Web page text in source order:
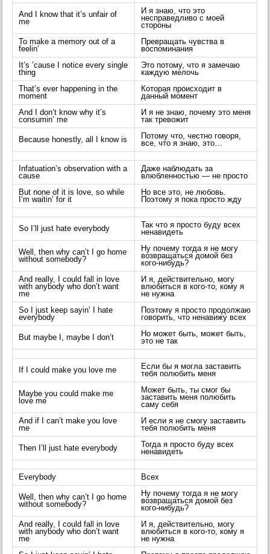
And I know that it’s unfair of
me
И я знаю, что это
несправедливо с моей
стороны
To make a memory out of a
feelin’
Превращать чувства в
воспоминания
It’s ’cause I notice every single
thing
Это потому, что я замечаю
каждую мелочь
That’s ever happening in the
moment
Которая происходит в
данный момент
And I don’t know why it’s
consumin’ me
И я не знаю, почему это меня
так тревожит
Because honestly, all I know is
Потому что, честно говоря,
все, что я знаю, это…
Infatuation’s observation with a
cause
Даже наблюдать за
влюбленностью — не просто
But none of it is love, so while
I’m waitin’ for it
Но все это, не любовь.
Поэтому я пока просто жду
So I’ll just hate everybody
Так что я просто буду всех
ненавидеть
Well, then why can’t I go home
without somebody?
Ну почему тогда я не могу
возвращаться домой без
кого-нибудь?
And really, I could fall in love
with anybody who don’t want
me
И я, действительно, могу
влюбиться в кого-то, кому я
не нужна
So I just keep sayin’ I hate
everybody
Поэтому я просто продолжаю
говорить, что ненавижу всех
But maybe I, maybe I don’t
Но может быть, может быть,
это не так
If I could make you love me
Если бы я могла заставить
тебя полюбить меня
Maybe you could make me
love me
Может быть, ты смог бы
заставить меня полюбить
саму себя
And if I can’t make you love
me
И если я не смогу заставить
тебя полюбить меня
Then I’ll just hate everybody
Тогда я просто буду всех
ненавидеть
Everybody Всех
Well, then why can’t I go home
without somebody?
Ну почему тогда я не могу
возвращаться домой без
кого-нибудь?
And really, I could fall in love
with anybody who don’t want
me
И я, действительно, могу
влюбиться в кого-то, кому я
не нужна